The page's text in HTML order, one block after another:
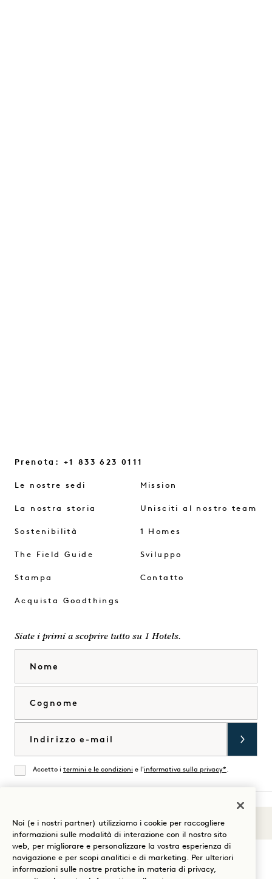
Suoni di 1
Prenota: +1 833 623 0111
Le nostre sedi
La nostra storia
Sostenibilità
The Field Guide
Stampa
Acquista Goodthings
Mission
Unisciti al nostro team
1 Homes
Sviluppo
Contatto
Siate i primi a scoprire tutto su 1 Hotels.
Accordati
Accetto i termini e le condizioni e l'informativa sulla privacy*.
Visita
1
Hotels
Visita
1
Hotels
Visita
1
Hotels
Visita
1
Hotels
Visita
1
Hotels
Visita
1
Hotels
Guida al soggiorno
Noi (e i nostri partner) utilizziamo i cookie per raccogliere
informazioni sulle modalità di interazione con il nostro sito
web, per migliorare e personalizzare la vostra esperienza di
navigazione e per scopi analitici e di marketing. Per ulteriori
informazioni sulle nostre pratiche in materia di privacy,